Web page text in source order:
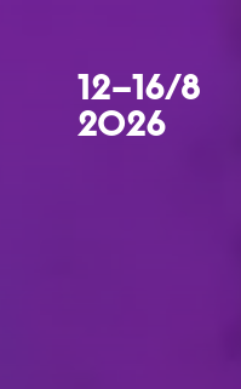
12–16/8
2026